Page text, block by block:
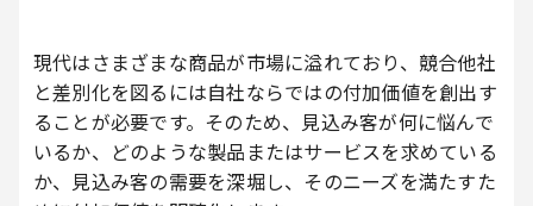
現代はさまざまな商品が市場に溢れており、競合他社
と差別化を図るには自社ならではの付加価値を創出す
ることが必要です。そのため、見込み客が何に悩んで
いるか、どのような製品またはサービスを求めている
か、見込み客の需要を深堀し、そのニーズを満たすた